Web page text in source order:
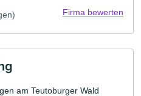
Firma bewerten
am Teutoburger Wald